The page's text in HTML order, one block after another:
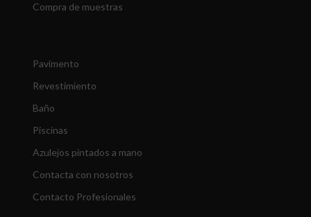
Compra de muestras
Pavimento
Revestimiento
Baño
Piscinas
Azulejos pintados a mano
Contacta con nosotros
Contacto Profesionales